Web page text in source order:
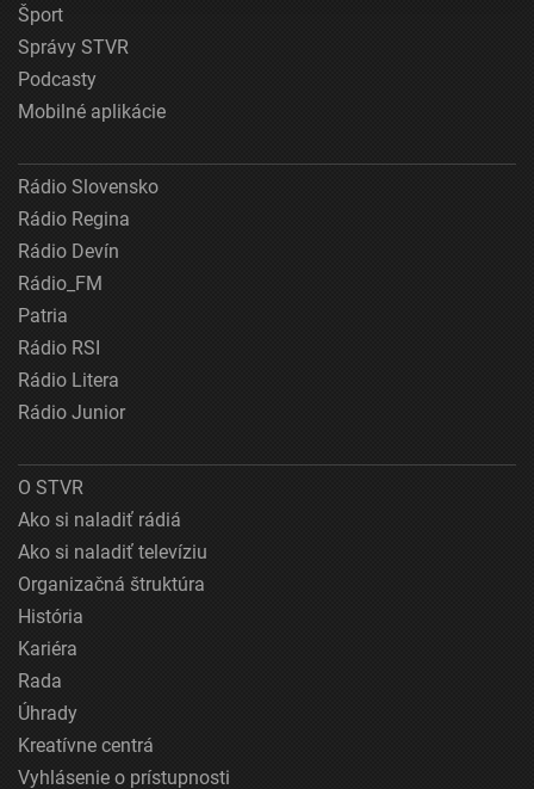
Účely spracovania IAB:
Uchovávanie alebo prístup k informáciám na
Použiť obmedzené údaje na výber reklamy
Vytvoriť profily pre personalizovanú reklamu
Použiť profily na výber personalizovanej
reklamy
Vytvoriť profily na prispôsobenie obsahu
Meranie výkonnosti reklamy
Pochopiť cieľové skupiny na základe štatistík
alebo spájania údajov z rôznych zdrojov
Vývoj a zlepšovanie služieb
Použitie obmedzených údajov na výber obsahu
Používanie presných údajov o geografickej
polohe
Identifikácia zariadení na základe aktívne
Šport
Správy STVR
Podcasty
Mobilné aplikácie
Rádio Slovensko
Rádio Regina
Rádio Devín
Rádio_FM
Patria
Rádio RSI
Rádio Litera
Rádio Junior
O STVR
Ako si naladiť rádiá
Ako si naladiť televíziu
Organizačná štruktúra
História
Kariéra
Rada
Úhrady
Kreatívne centrá
Vyhlásenie o prístupnosti